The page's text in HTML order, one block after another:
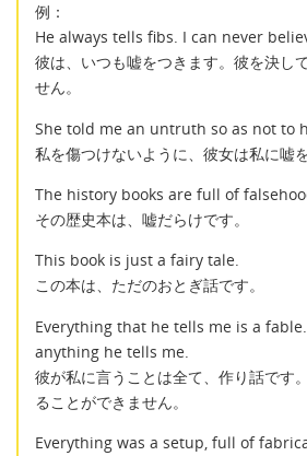
例：
He always tells fibs. I can never
彼は、いつも嘘をつきます。彼を決し
せん。
She told me an untruth so as not to
私を傷つけないように、彼女は私に嘘
The history books are full of
その歴史本は、嘘だらけです。
This book is just a fairy tale.
この本は、ただのおとぎ話です。
Everything that he tells me is a
anything he tells me.
彼が私に言うことは全て、作り話です
ることができません。
Everything was a setup, full of